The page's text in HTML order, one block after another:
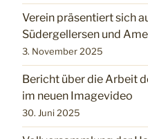
Verein präsentiert sich
Südergellersen und
3. November 2025
Bericht über die Arbeit
im neuen Imagevideo
30. Juni 2025